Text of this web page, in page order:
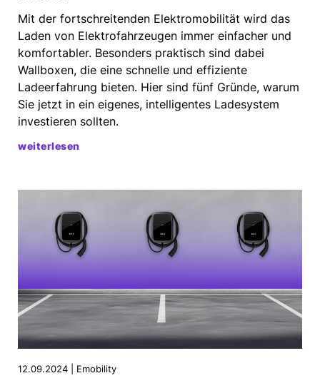
Mit der fortschreitenden Elektromobilität wird das
Laden von Elektrofahrzeugen immer einfacher und
komfortabler. Besonders praktisch sind dabei
Wallboxen, die eine schnelle und effiziente
Ladeerfahrung bieten. Hier sind fünf Gründe, warum
Sie jetzt in ein eigenes, intelligentes Ladesystem
investieren sollten.
weiterlesen
12.09.2024 | Emobility